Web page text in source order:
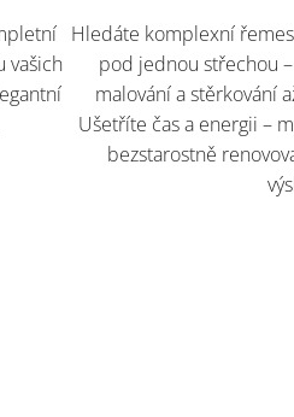
vašich
Hledáte komplexní
pod jednou střechou
malování a stěrkování
Ušetříte čas a energii –
bezstarostně